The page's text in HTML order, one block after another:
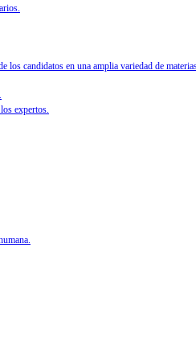
candidatos en una amplia variedad de
expertos.